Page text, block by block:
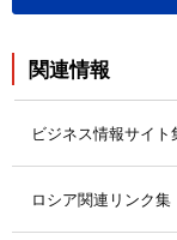
関連情報
ビジネス情報サイト
ロシア関連リンク集